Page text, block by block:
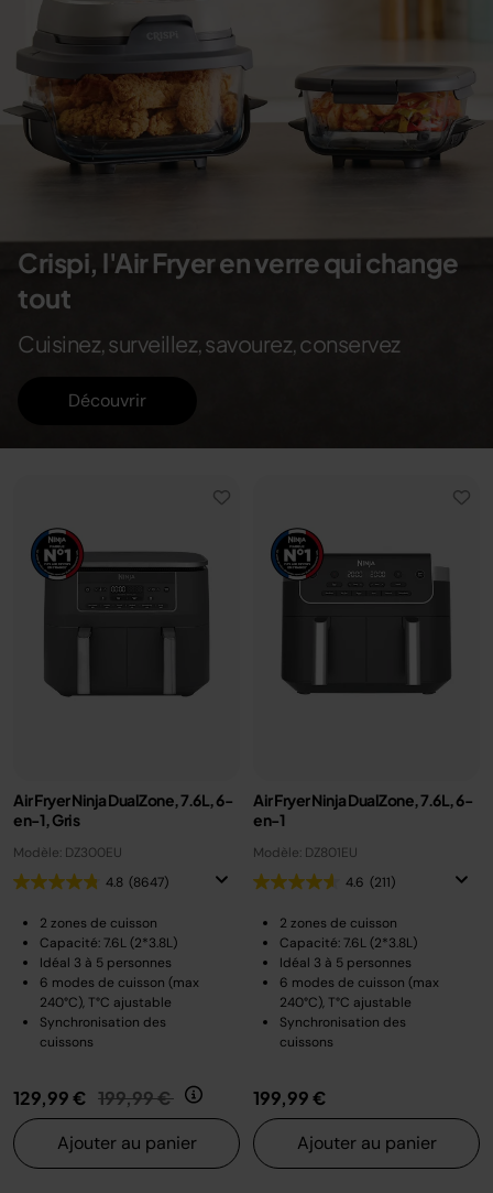
Crispi, l'Air Fryer en verre qui change
tout
Cuisinez, surveillez, savourez, conservez
Découvrir
Air Fryer Ninja DualZone, 7.6L, 6-
en-1, Gris
Modèle: DZ300EU
4.8 (8647)
2 zones de cuisson
Capacité: 7.6L (2*3.8L)
Idéal 3 à 5 personnes
6 modes de cuisson (max
240°C), T°C ajustable
Synchronisation des
cuissons
129,99 € Prix réduit de
199,99 € au
Ajouter au panier
Air Fryer Ninja DualZone, 7.6L, 6-
en-1
Modèle: DZ801EU
4.6 (211)
2 zones de cuisson
Capacité: 7.6L (2*3.8L)
Idéal 3 à 5 personnes
6 modes de cuisson (max
240°C), T°C ajustable
Synchronisation des
cuissons
199,99 €
Ajouter au panier